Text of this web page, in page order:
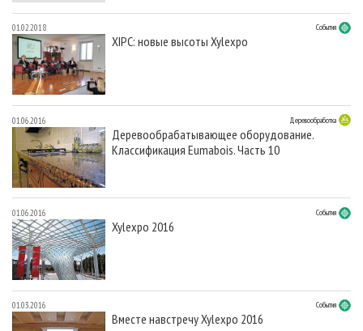
01.02.2018 События
XIPC: новые высоты Xylexpo
01.06.2016 Деревообработка
Деревообрабатывающее оборудование.
Классификация Eumabois. Часть 10
01.06.2016 События
Xylexpo 2016
01.03.2016 События
Вместе навстречу Xylexpo 2016